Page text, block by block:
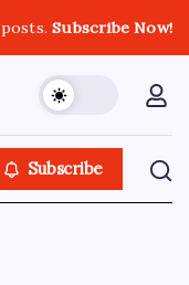
Subscribe Now!
Subscribe